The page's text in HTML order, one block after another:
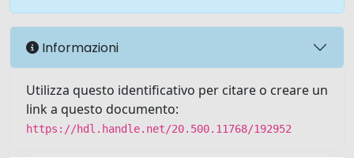
Informazioni
Utilizza questo identificativo per citare o creare un
link a questo documento:
https://hdl.handle.net/20.500.11768/192952